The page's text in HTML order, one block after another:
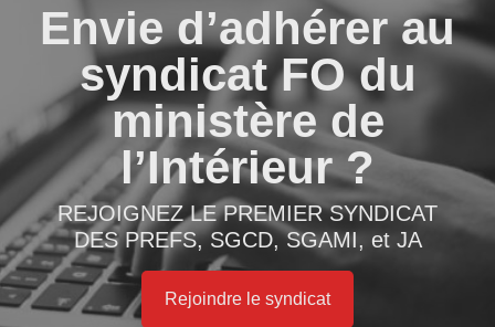
Envie d’adhérer au
syndicat FO du
ministère de
l’Intérieur ?
REJOIGNEZ LE PREMIER SYNDICAT
DES PREFS, SGCD, SGAMI, et JA
Rejoindre le syndicat